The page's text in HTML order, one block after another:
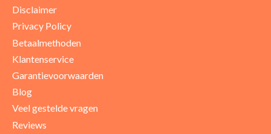
Disclaimer
Privacy Policy
Betaalmethoden
Klantenservice
Garantievoorwaarden
Blog
Veel gestelde vragen
Reviews